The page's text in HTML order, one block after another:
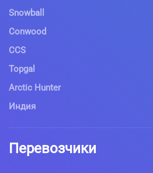
Snowball
Conwood
CCS
Topgal
Arctic Hunter
Индия
Перевозчики